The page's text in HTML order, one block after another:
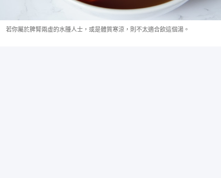
若你屬於脾腎兩虛的水腫人士，或是體質寒涼，則不太適合飲這個湯。